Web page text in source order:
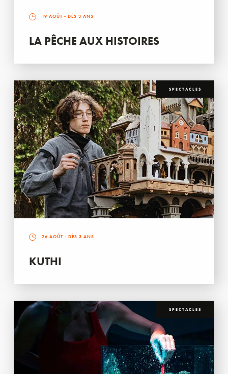
19 AOÛT - DÈS 3 ANS
LA PÊCHE AUX HISTOIRES
SPECTACLES
26 AOÛT - DÈS 3 ANS
KUTHI
SPECTACLES